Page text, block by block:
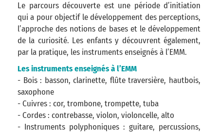
Le parcours découverte est une période d’initiation
qui a pour objectif le développement des perceptions,
l’approche des notions de bases et le développement
de la curiosité. Les enfants y découvrent également,
par la pratique, les instruments enseignés à l’EMM.
Les instruments enseignés à l’EMM
- Bois : basson, clarinette, flûte traversière, hautbois,
saxophone
- Cuivres : cor, trombone, trompette, tuba
- Cordes : contrebasse, violon, violoncelle, alto
- Instruments polyphoniques : guitare, percussions,